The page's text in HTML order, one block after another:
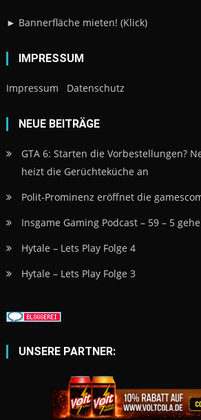
► Bannerfläche mieten! (Klick)
IMPRESSUM
Impressum Datenschutz
NEUE BEITRÄGE
GTA 6: Starten die Vorbestellungen?
heizt die Gerüchteküche an
Polit-Prominenz eröffnet die
Insgame Gaming Podcast – 59 – 5
Hytale – Lets Play Folge 4
Hytale – Lets Play Folge 3
UNSERE PARTNER: